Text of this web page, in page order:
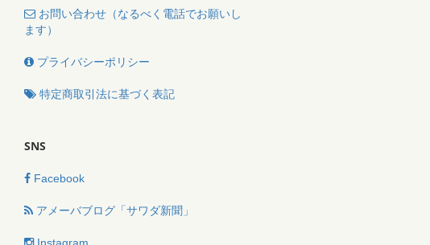
お問い合わせ（なるべく電話でお願いし
ます）
プライバシーポリシー
特定商取引法に基づく表記
SNS
Facebook
アメーバブログ「サワダ新聞」